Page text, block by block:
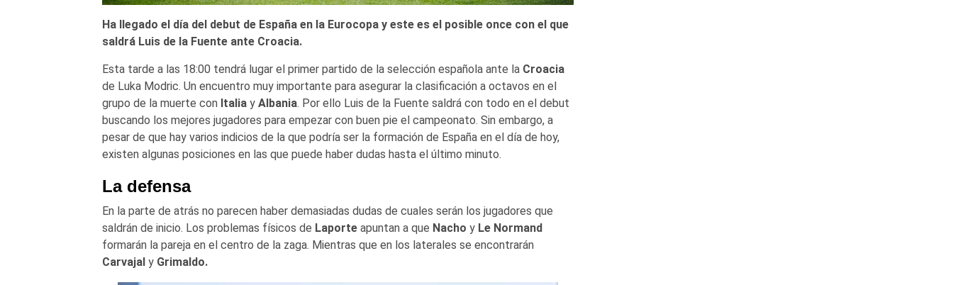
Ha llegado el día del debut de España en la Eurocopa y este es el posible once con el que
saldrá Luis de la Fuente ante Croacia.
Esta tarde a las 18:00 tendrá lugar el primer partido de la selección española ante la Croacia
de Luka Modric. Un encuentro muy importante para asegurar la clasificación a octavos en el
grupo de la muerte con Italiay Albania. Por ello Luis de la Fuente saldrá con todo en el debut
buscando los mejores jugadores para empezar con buen pie el campeonato. Sin embargo, a
pesar de que hay varios indicios de la que podría ser la formación de España en el día de hoy,
existen algunas posiciones en las que puede haber dudas hasta el último minuto.
La defensa
En la parte de atrás no parecen haber demasiadas dudas de cuales serán los jugadores que
saldrán de inicio. Los problemas físicos de Laporte apuntan a que Nacho y Le Normand
formarán la pareja en el centro de la zaga. Mientras que en los laterales se encontrarán
Carvajaly Grimaldo.